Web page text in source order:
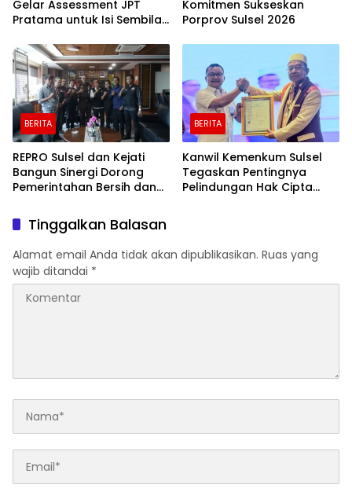
Gelar Assessment JPT
Pratama untuk Isi Sembilan
Komitmen Sukseskan
Porprov Sulsel 2026
BERITA
REPRO Sulsel dan Kejati
Bangun Sinergi Dorong
Pemerintahan Bersih dan
BERITA
Kanwil Kemenkum Sulsel
Tegaskan Pentingnya
Pelindungan Hak Cipta
Tinggalkan Balasan
Alamat email Anda tidak akan dipublikasikan. Ruas yang
wajib ditandai *